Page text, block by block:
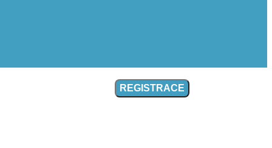
REGISTRACE